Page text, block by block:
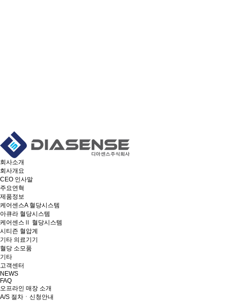
회사소개
회사개요
CEO 인사말
주요연혁
제품정보
케어센스A 혈당시스템
아큐라 혈당시스템
케어센스Ⅱ 혈당시스템
시티즌 혈압계
기타 의료기기
혈당 소모품
기타
고객센터
NEWS
FAQ
오프라인 매장 소개
A/S 절차ㆍ신청안내